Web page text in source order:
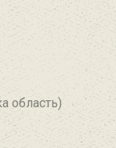
область)